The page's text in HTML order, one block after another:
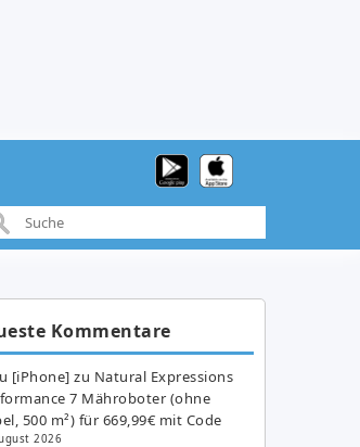
Kommentare
[iPhone] zu Natural Expressions
7 Mähroboter (ohne
500 m²) für 669,99€ mit Code
2026